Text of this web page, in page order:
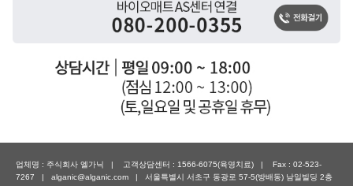
업체명 : 주식회사 엘가닉 | 고객상담센터 : 1566-6075(육영치료) | Fax : 02-523-
7267 | alganic@alganic.com | 서울특별시 서초구 동광로 57-5(방배동) 남일빌딩 2층